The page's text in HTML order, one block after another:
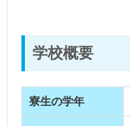
学校概要
寮生の学年